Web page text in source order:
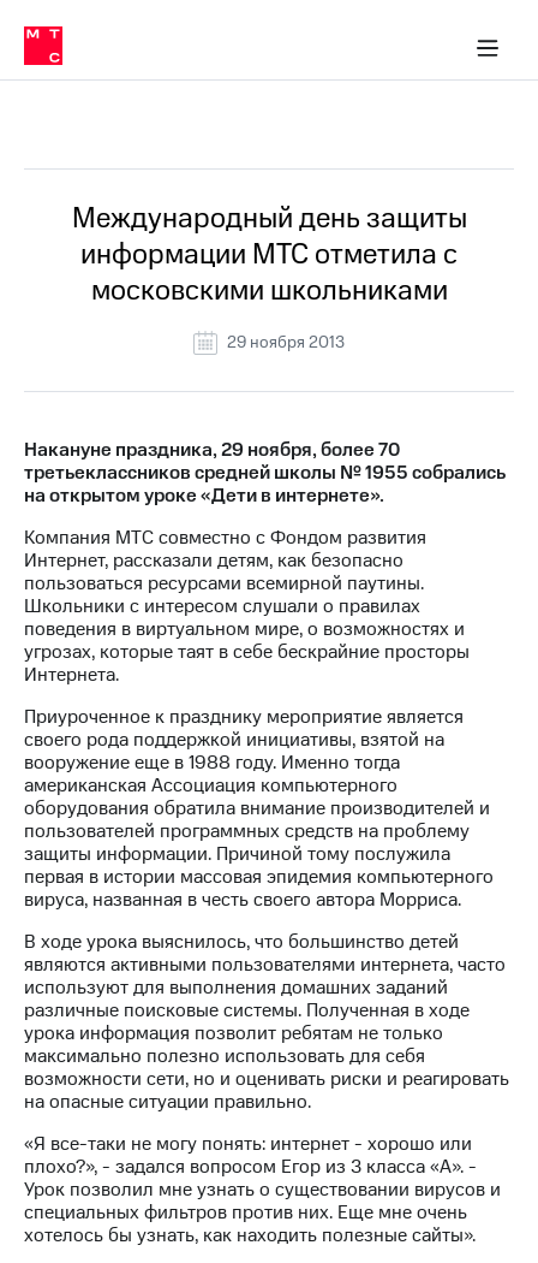
Медиа-центр
и акционерам
Устойчивое развитие
Комплаенс и деловая этика
компании
Карьера
История
компании
Руководство
информация
Контакты
Медиа-центр
Пресс-
релизы
МТС
о технологиях
Достижения
Финансовая
отчетность
Контакты
Пригласить
спикера
Корпоративное
управление
Корпоративный
секретарь
Раскрытие
информации
Информация
Документы
ПАО
"МТС"
Собрания
акционеров
в МТС
Пресс-
релизы
МТС
о технологиях
Международный день защиты
информации МТС отметила с
московскими школьниками
29 ноября 2013
Накануне праздника, 29 ноября, более 70
третьеклассников средней школы № 1955 собрались
на открытом уроке «Дети в интернете».
Компания МТС совместно с Фондом развития
Интернет, рассказали детям, как безопасно
пользоваться ресурсами всемирной паутины.
Школьники с интересом слушали о правилах
поведения в виртуальном мире, о возможностях и
угрозах, которые таят в себе бескрайние просторы
Интернета.
Приуроченное к празднику мероприятие является
своего рода поддержкой инициативы, взятой на
вооружение еще в 1988 году. Именно тогда
американская Ассоциация компьютерного
оборудования обратила внимание производителей и
пользователей программных средств на проблему
защиты информации. Причиной тому послужила
первая в истории массовая эпидемия компьютерного
вируса, названная в честь своего автора Морриса.
В ходе урока выяснилось, что большинство детей
являются активными пользователями интернета, часто
используют для выполнения домашних заданий
различные поисковые системы. Полученная в ходе
урока информация позволит ребятам не только
максимально полезно использовать для себя
возможности сети, но и оценивать риски и реагировать
на опасные ситуации правильно.
«Я все-таки не могу понять: интернет - хорошо или
плохо?», - задался вопросом Егор из 3 класса «А». -
Урок позволил мне узнать о существовании вирусов и
специальных фильтров против них. Еще мне очень
хотелось бы узнать, как находить полезные сайты».